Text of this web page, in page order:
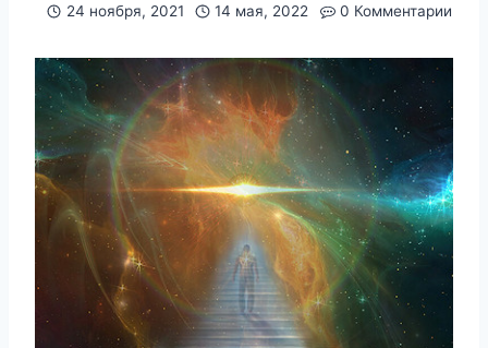
24 ноября, 2021 14 мая, 2022 0 Комментарии